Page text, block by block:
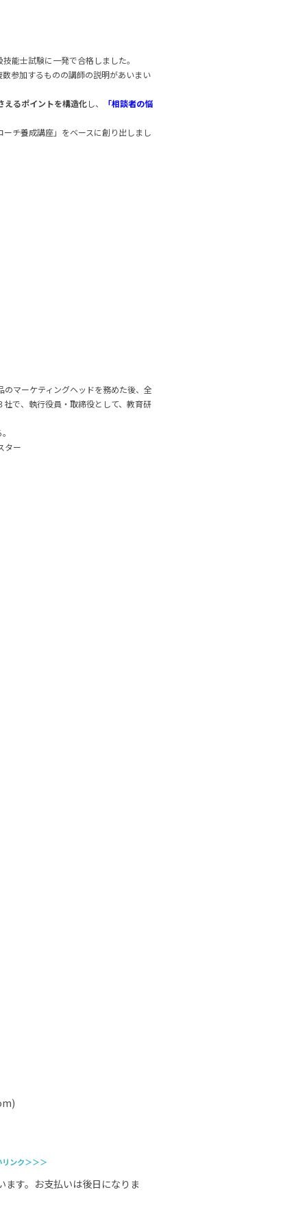
能士試験に一発で合格しました。
参加するものの講師の説明があいまい
えるポイントを構造化し、 「相談者の悩
チ養成講座」をベースに創り出しまし
マーケティングヘッドを務めた後、全
で、執行役員・取締役として、教育研
ター
ンク＞＞＞
す。お支払いは後日になりま